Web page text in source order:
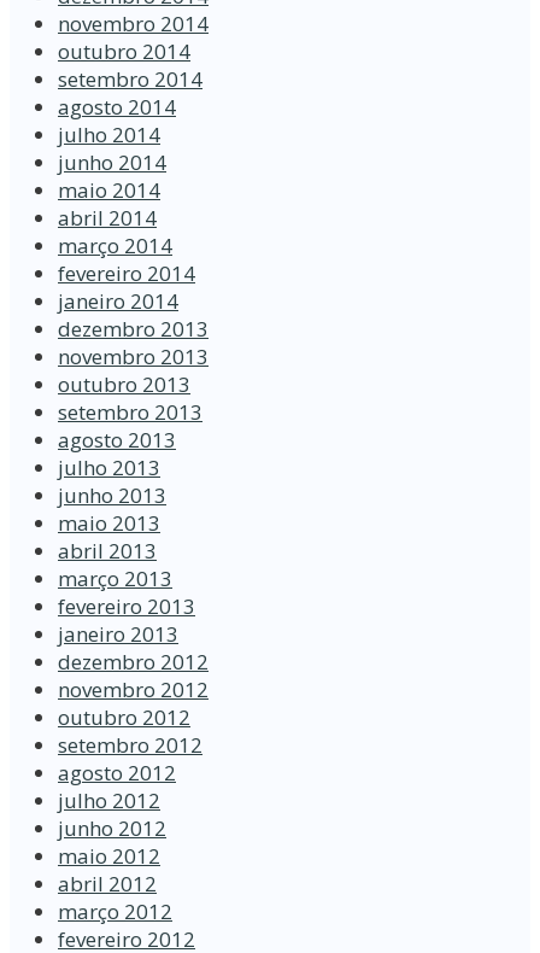
novembro 2014
outubro 2014
setembro 2014
agosto 2014
julho 2014
junho 2014
maio 2014
abril 2014
março 2014
fevereiro 2014
janeiro 2014
dezembro 2013
novembro 2013
outubro 2013
setembro 2013
agosto 2013
julho 2013
junho 2013
maio 2013
abril 2013
março 2013
fevereiro 2013
janeiro 2013
dezembro 2012
novembro 2012
outubro 2012
setembro 2012
agosto 2012
julho 2012
junho 2012
maio 2012
abril 2012
março 2012
fevereiro 2012